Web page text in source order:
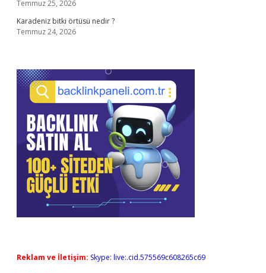
Temmuz 25, 2026
Karadeniz bitki örtüsü nedir ?
Temmuz 24, 2026
Reklam ve İletişim: Skype: live:.cid.575569c608265c69